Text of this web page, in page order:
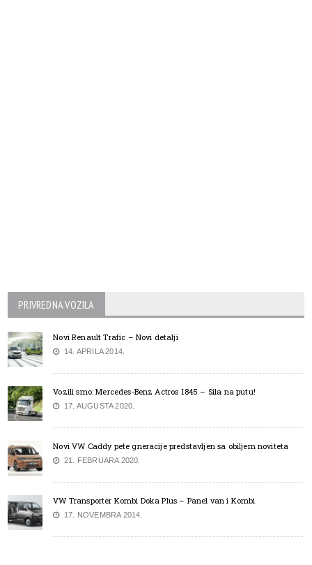
PRIVREDNA VOZILA
Novi Renault Trafic – Novi detalji
14. APRILA 2014.
Vozili smo: Mercedes-Benz Actros 1845 – Sila na putu!
17. AUGUSTA 2020.
Novi VW Caddy pete gneracije predstavljen sa obiljem noviteta
21. FEBRUARA 2020.
VW Transporter Kombi Doka Plus – Panel van i Kombi
17. NOVEMBRA 2014.